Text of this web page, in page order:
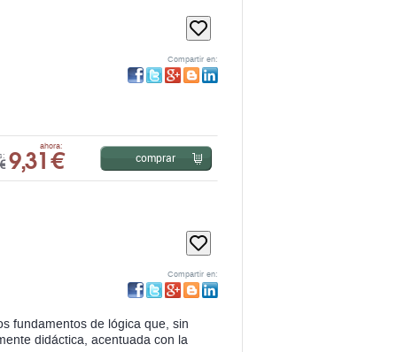
Compartir en:
ahora:
9,31 € comprar
Compartir en:
fundamentos de lógica que, sin
didáctica, acentuada con la